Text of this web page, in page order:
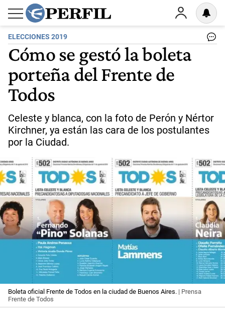
ELECCIONES 2019
Cómo se gestó la boleta
porteña del Frente de
Todos
Celeste y blanca, con la foto de Perón y Nértor
Kirchner, ya están las cara de los postulantes
por la Ciudad.
Boleta oficial Frente de Todos en la ciudad de Buenos Aires. | Prensa
Frente de Todos